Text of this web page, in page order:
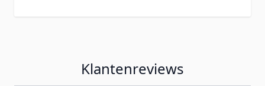
Klantenreviews